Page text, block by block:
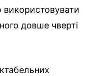
використовувати
довше чверті